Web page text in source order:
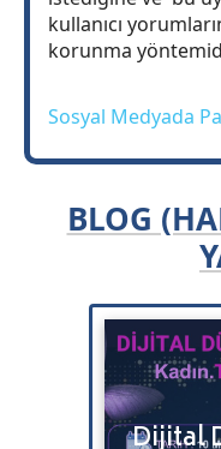
kullanıcı
korunma
Sosyal Medyada
BLOG
Dijital